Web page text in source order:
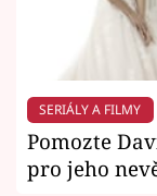
SERIÁLY A FILMY
Pomozte
pro jeho